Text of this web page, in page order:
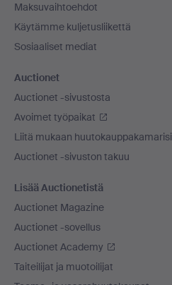
Maksuvaihtoehdot
Käytämme kuljetusliikettä
Sosiaaliset mediat
Auctionet
Auctionet -sivustosta
Avoimet työpaikat
Liitä mukaan huutokauppakamarisi
Auctionet -sivuston takuu
Lisää Auctionetistä
Auctionet Magazine
Auctionet -sovellus
Auctionet Academy
Taiteilijat ja muotoilijat